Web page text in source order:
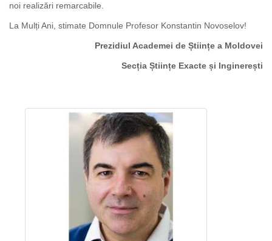
noi realizări remarcabile.
La Mulți Ani, stimate Domnule Profesor Konstantin Novoselov!
Prezidiul Academei de Științe a Moldovei
Secția Științe Exacte și Inginerești